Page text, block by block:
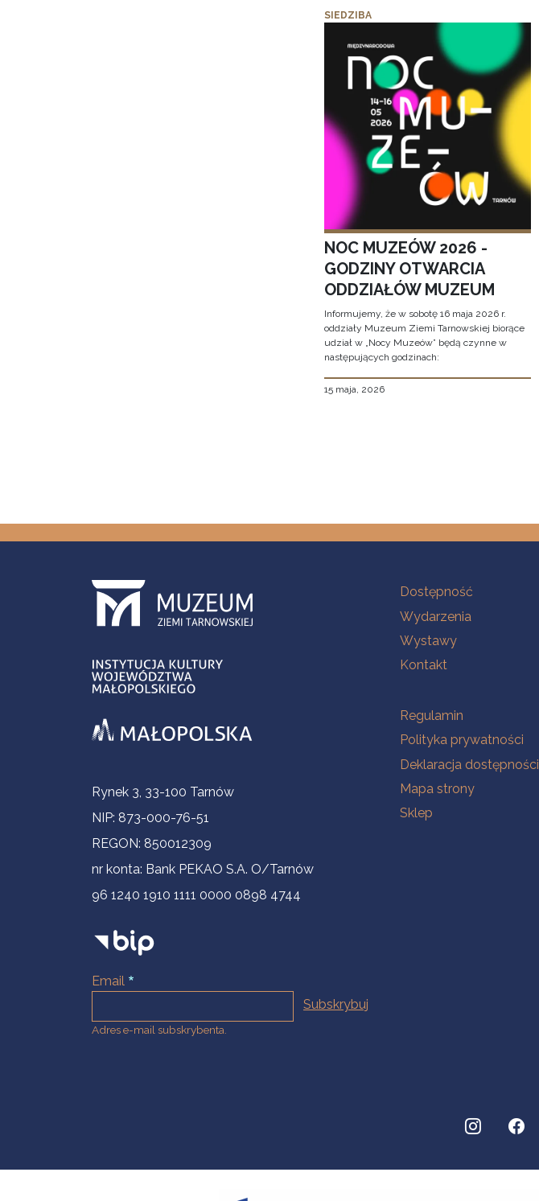
SIEDZIBA
NOC MUZEÓW 2026 -
GODZINY OTWARCIA
ODDZIAŁÓW MUZEUM
Informujemy, że w sobotę 16 maja 2026 r.
oddziały Muzeum Ziemi Tarnowskiej biorące
udział w „Nocy Muzeów” będą czynne w
następujących godzinach:
15 maja, 2026
Informacje kontaktowe
Rynek 3, 33-100 Tarnów
NIP: 873-000-76-51
REGON: 850012309
nr konta: Bank PEKAO S.A. O/Tarnów
96 1240 1910 1111 0000 0898 4744
Email
Adres e-mail subskrybenta.
Na skróty
Dostępność
Wydarzenia
Wystawy
Kontakt
Na skróty
Regulamin
Polityka prywatności
Deklaracja dostępności
Mapa strony
Sklep